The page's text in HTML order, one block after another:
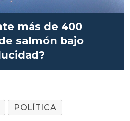
más de 400
salmón bajo
POLÍTICA